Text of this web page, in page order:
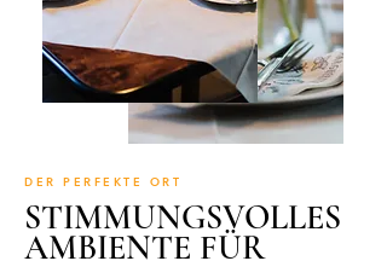
DER PERFEKTE ORT
STIMMUNGSVOLLES
AMBIENTE FÜR